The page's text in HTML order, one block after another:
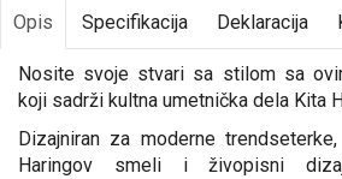
Opis Specifikacija Deklaracija
Nosite svoje stvari sa stilom sa
koji sadrži kultna umetnička dela Kita
Dizajniran za moderne
Haringov smeli i živopisni